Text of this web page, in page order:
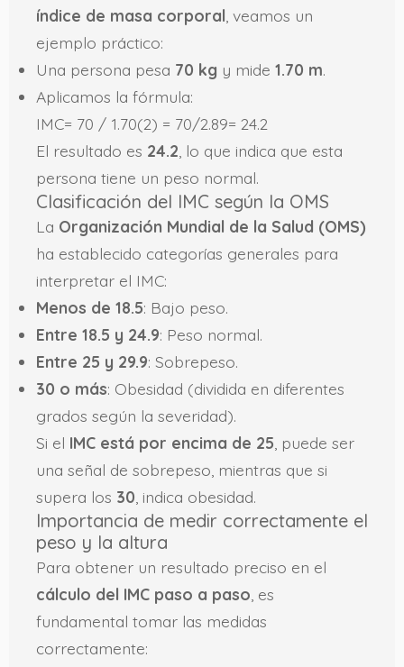
índice de masa corporal , veamos un
ejemplo práctico:
Una persona pesa 70 kg y mide 1.70 m.
Aplicamos la fórmula:
IMC= 70 / 1.70(2) = 70/2.89= 24.2
El resultado es 24.2 , lo que indica que esta
persona tiene un peso normal.
Clasificación del IMC según la OMS
La Organización Mundial de la Salud (OMS)
ha establecido categorías generales para
interpretar el IMC:
Menos de 18.5: Bajo peso.
Entre 18.5 y 24.9: Peso normal.
Entre 25 y 29.9: Sobrepeso.
30 o más: Obesidad (dividida en diferentes
grados según la severidad).
Si el IMC está por encima de 25 , puede ser
una señal de sobrepeso, mientras que si
supera los 30 , indica obesidad.
Importancia de medir correctamente el
peso y la altura
Para obtener un resultado preciso en el
cálculo del IMC paso a paso , es
fundamental tomar las medidas
correctamente: